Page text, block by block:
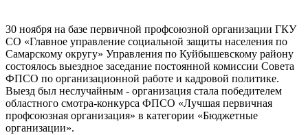
30 ноября на базе первичной профсоюзной организации ГКУ
СО «Главное управление социальной защиты населения по
Самарскому округу» Управления по Куйбышевскому району
состоялось выездное заседание постоянной комиссии Совета
ФПСО по организационной работе и кадровой политике.
Выезд был неслучайным - организация стала победителем
областного смотра-конкурса ФПСО «Лучшая первичная
профсоюзная организация» в категории «Бюджетные
организации».